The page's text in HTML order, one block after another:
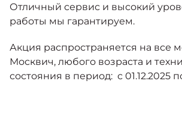
Москвич 8
кроссовер
от 3 125 000 ₽*
Страховые программы
Отличный сервис и высокий
работы мы гарантируем.
Акция распространяется на все
Москвич, любого возраста и
состояния в период: с 01.12.2025